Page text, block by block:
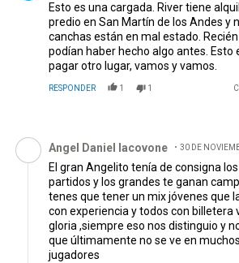
Esto es una cargada. River tiene
predio en San Martín de los Andes y
canchas están en mal estado.
podían haber hecho algo antes. Esto
pagar otro lugar, vamos y vamos.
RESPONDER 1 1
Comentario de Angel Daniel Iacovone.
Angel Daniel Iacovone 30 DE
El gran Angelito tenía de consigna
partidos y los grandes te ganan
tenes que tener un mix jóvenes que
con experiencia y todos con billetera
gloria ,siempre eso nos distinguio y
que últimamente no se ve en
jugadores